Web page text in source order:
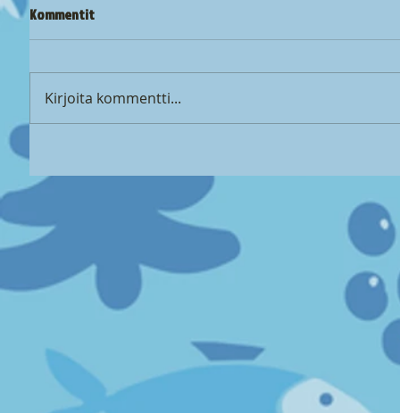
Kommentit
Kirjoita kommentti...